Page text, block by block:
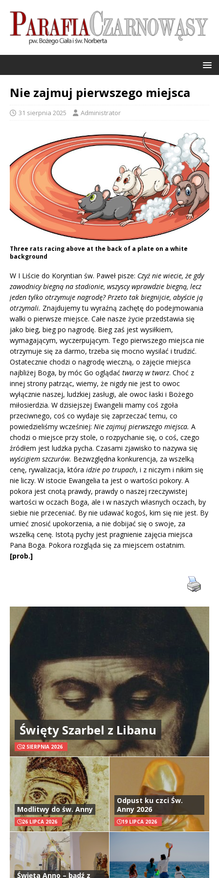
Nie zajmuj pierwszego miejsca
31 sierpnia 2025 Administrator
Three rats racing above at the back of a plate on a white
background
W I Liście do Koryntian św. Paweł pisze: Czyż nie wiecie, że gdy
zawodnicy biegną na stadionie, wszyscy wprawdzie biegną, lecz
jeden tylko otrzymuje nagrodę? Przeto tak biegnijcie, abyście ją
otrzymali. Znajdujemy tu wyraźną zachętę do podejmowania
walki o pierwsze miejsce. Całe nasze życie przedstawia się
jako bieg, bieg po nagrodę. Bieg zaś jest wysiłkiem,
wymagającym, wyczerpującym. Tego pierwszego miejsca nie
otrzymuje się za darmo, trzeba się mocno wysilać i trudzić.
Ostatecznie chodzi o nagrodę wieczną, o zajęcie miejsca
najbliżej Boga, by móc Go oglądać twarzą w twarz. Choć z
innej strony patrząc, wiemy, że nigdy nie jest to owoc
wyłącznie naszej, ludzkiej zasługi, ale owoc łaski i Bożego
miłosierdzia. W dzisiejszej Ewangelii mamy coś zgoła
przeciwnego, coś co wydaje się zaprzeczać temu, co
powiedzieliśmy wcześniej: Nie zajmuj pierwszego miejsca. A
chodzi o miejsce przy stole, o rozpychanie się, o coś, czego
źródłem jest ludzka pycha. Czasami zjawisko to nazywa się
wyścigiem szczurów. Bezwzględna konkurencja, za wszelką
cenę, rywalizacja, która idzie po trupach, i z niczym i nikim się
nie liczy. W istocie Ewangelia ta jest o wartości pokory. A
pokora jest cnotą prawdy, prawdy o naszej rzeczywistej
wartości w oczach Boga, ale i w naszych własnych oczach, by
siebie nie przeceniać. By nie udawać kogoś, kim się nie jest. By
umieć znosić upokorzenia, a nie dobijać się o swoje, za
wszelką cenę. Istotą pychy jest pragnienie zajęcia miejsca
Pana Boga. Pokora rozgląda się za miejscem ostatnim.
[prob.]
Święty Szarbel z Libanu
2 SIERPNIA 2026
Modlitwy do św. Anny
26 LIPCA 2026
Odpust ku czci Św.
Anny 2026
19 LIPCA 2026
Święta Anno – bądź z